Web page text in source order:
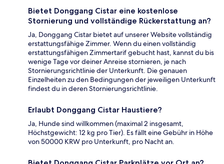
Bietet Donggang Cistar eine kostenlose
Stornierung und vollständige Rückerstattung an?
Ja, Donggang Cistar bietet auf unserer Website vollständig
erstattungsfähige Zimmer. Wenn du einen vollständig
erstattungsfähigen Zimmertarif gebucht hast, kannst du bis
wenige Tage vor deiner Anreise stornieren, je nach
Stornierungsrichtlinie der Unterkunft. Die genauen
Einzelheiten zu den Bedingungen der jeweiligen Unterkunft
findest du in deren Stornierungsrichtlinie.
Erlaubt Donggang Cistar Haustiere?
Ja, Hunde sind willkommen (maximal 2 insgesamt,
Höchstgewicht: 12 kg pro Tier). Es fällt eine Gebühr in Höhe
von 50000 KRW pro Unterkunft, pro Nacht an.